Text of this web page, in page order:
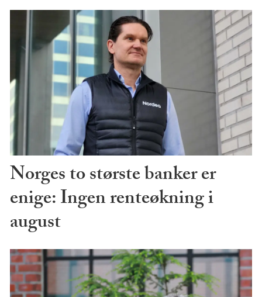
Norges to største banker er
enige: Ingen renteøkning i
august